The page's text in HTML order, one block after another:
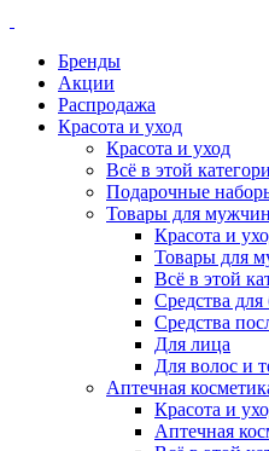
Бренды
Акции
Распродажа
Красота и уход
Красота и уход
Всё в этой
Подарочные
Товары для мужчин
Красота и
Товары для
Всё в этой
Средства для
Средства
Для лица
Для волос и
Аптечная
Красота и
Аптечная